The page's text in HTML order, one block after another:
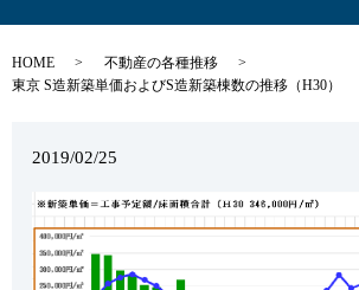
HOME
不動産の各種推移
東京 S造新築単価およびS造新築棟数の推移（H30）
2019/02/25